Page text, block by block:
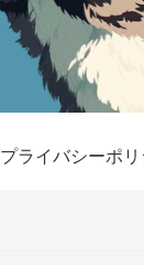
プライバシーポリ